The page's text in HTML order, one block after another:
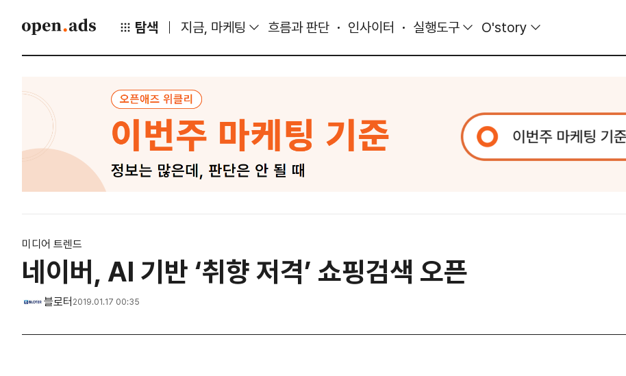
탐색 지금, 마케팅 흐름과 판단 인사이터 실행도구 O'story
미디어 트렌드
네이버, AI 기반 ‘취향 저격’ 쇼핑검색 오픈
블로터 2019.01.17 00:35